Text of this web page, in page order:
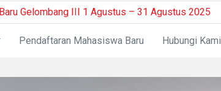
Gelombang III 1 Agustus – 31 Agustus 2025
Pendaftaran Mahasiswa Baru Hubungi Kami